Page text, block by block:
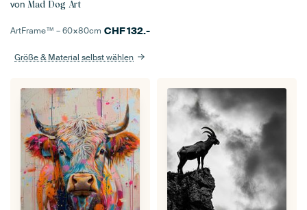
von Mad Dog Art
ArtFrame™ –60×80cm CHF132.-
Größe & Material selbst wählen